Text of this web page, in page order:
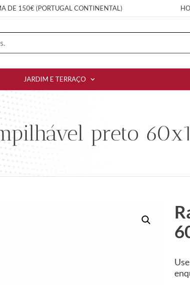
DE 150€ (PORTUGAL CONTINENTAL)
JARDIM E TERRAÇO
preto